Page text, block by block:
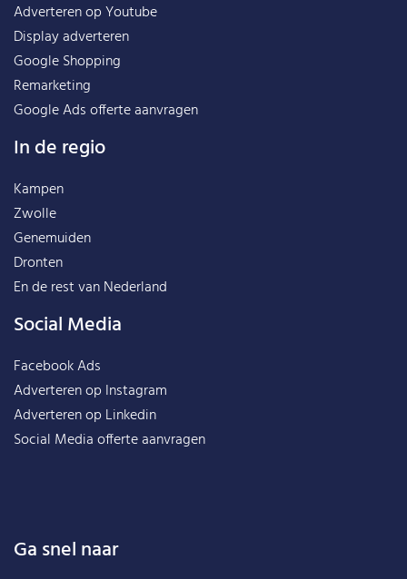
Adverteren op Youtube
Display adverteren
Google Shopping
Remarketing
Google Ads offerte aanvragen
In de regio
Kampen
Zwolle
Genemuiden
Dronten
En de rest vanNederland
Social Media
Facebook Ads
Adverteren op Instagram
Adverteren op Linkedin
Social Media offerte aanvragen
Ga snel naar